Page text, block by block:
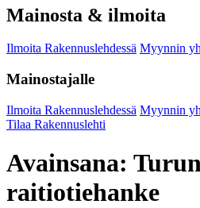
Mainosta & ilmoita
Ilmoita Rakennuslehdessä Myynnin
Mainostajalle
Ilmoita Rakennuslehdessä Myynnin
Tilaa Rakennuslehti
Avainsana:
raitiotiehanke